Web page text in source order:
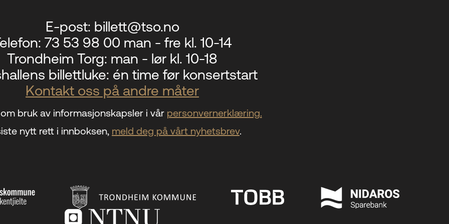
E-post: billett@tso.no
73 53 98 00 man - fre kl. 10-14
Trondheim Torg: man - lør kl. 10-18
billettluke: én time før konsertstart
Kontakt oss på andre måter
bruk av informasjonskapsler i vår personvernerklæring.
nytt rett i innboksen, meld deg på vårt nyhetsbrev.